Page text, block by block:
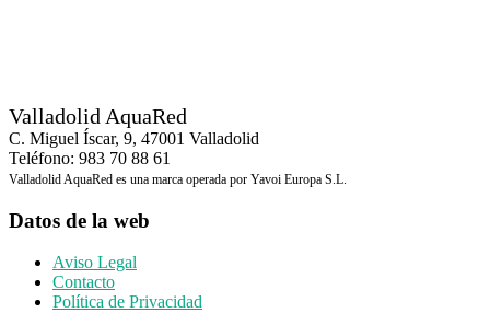
Valladolid AquaRed
C. Miguel Íscar, 9, 47001 Valladolid
Teléfono: 983 70 88 61
Valladolid AquaRed es una marca operada por Yavoi Europa S.L.
Datos de la web
Aviso Legal
Contacto
Política de Privacidad